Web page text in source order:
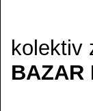
kolektiv
BAZAR